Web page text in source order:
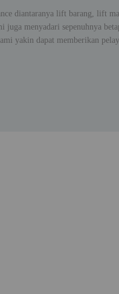
diantaranya lift barang, lift
menyadari sepenuhnya
yakin dapat memberikan